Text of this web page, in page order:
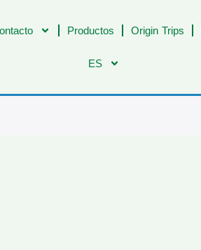
Productos Origin Trips
ES